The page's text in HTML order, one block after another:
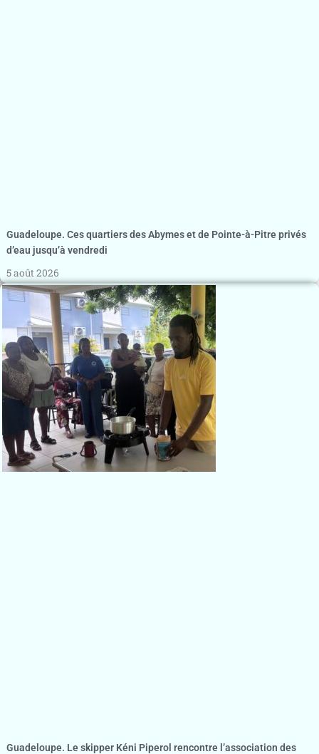
Guadeloupe. Ces quartiers des Abymes et de Pointe-à-Pitre privés
d’eau jusqu’à vendredi
5 août 2026
Guadeloupe. Le skipper Kéni Piperol rencontre l’association des